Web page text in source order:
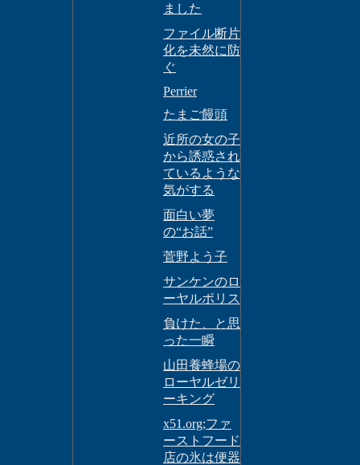
ました
ファイル断片
化を未然に防
ぐ
Perrier
たまご饅頭
近所の女の子
から誘惑され
ているような
気がする
面白い夢
の“お話”
菅野よう子
サンケンのロ
ーヤルポリス
負けた、と思
った一瞬
山田養蜂場の
ローヤルゼリ
ーキング
x51.org;ファ
ーストフード
店の氷は便器